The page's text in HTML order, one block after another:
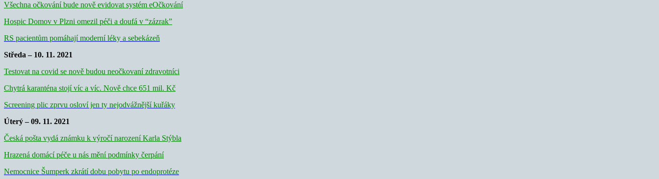
Všechna očkování bude nově evidovat systém eOčkování
Hospic Domov v Plzni omezil péči a doufá v “zázrak”
RS pacientům pomáhají moderní léky a sebekázeň
Středa – 10. 11. 2021
Testovat na covid se nově budou neočkovaní zdravotníci
Chytrá karanténa stojí víc a víc. Nově chce 651 mil. Kč
Screening plic zprvu osloví jen ty nejodvážnější kuřáky
Úterý – 09. 11. 2021
Česká pošta vydá známku k výročí narození Karla Stýbla
Hrazená domácí péče u nás mění podmínky čerpání
Nemocnice Šumperk zkrátí dobu pobytu po endoprotéze